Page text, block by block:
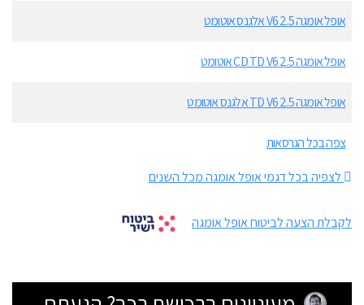
אופל אומגה 2.5 V6 אלגנס אוטומט
אופל אומגה 2.5 CD TD V6 אוטומט
אופל אומגה 2.5 TD V6 אלגנס אוטומט
צפה בכל הגרסאות
לצפיה בכל דגמי אופל אומגה מכל השנים
לקבלת הצעה לביטוח אופל אומגה